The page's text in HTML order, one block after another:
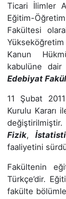
Ticari İlimler
Eğitim-
Fakültesi
Yükseköğretim
Kanun
kabulüne dair
Edebiyat
11 Şubat
Kurulu Kararı
Fizik,
faaliyetini
Fakültenin
Türkçe’dir.
fakülte